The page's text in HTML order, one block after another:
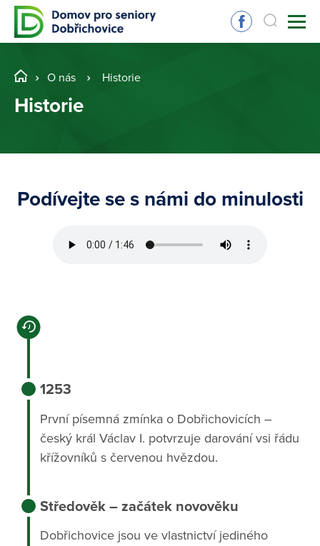
O nás Historie
Historie
Podívejte se s námi do minulosti
1253
První písemná zmínka o Dobřichovicích –
český král Václav I. potvrzuje darování vsi řádu
křížovníků s červenou hvězdou.
Středověk – začátek novověku
Dobřichovice jsou ve vlastnictví jediného